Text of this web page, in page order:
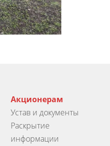
Акционерам
Устав и документы
Раскрытие
информации